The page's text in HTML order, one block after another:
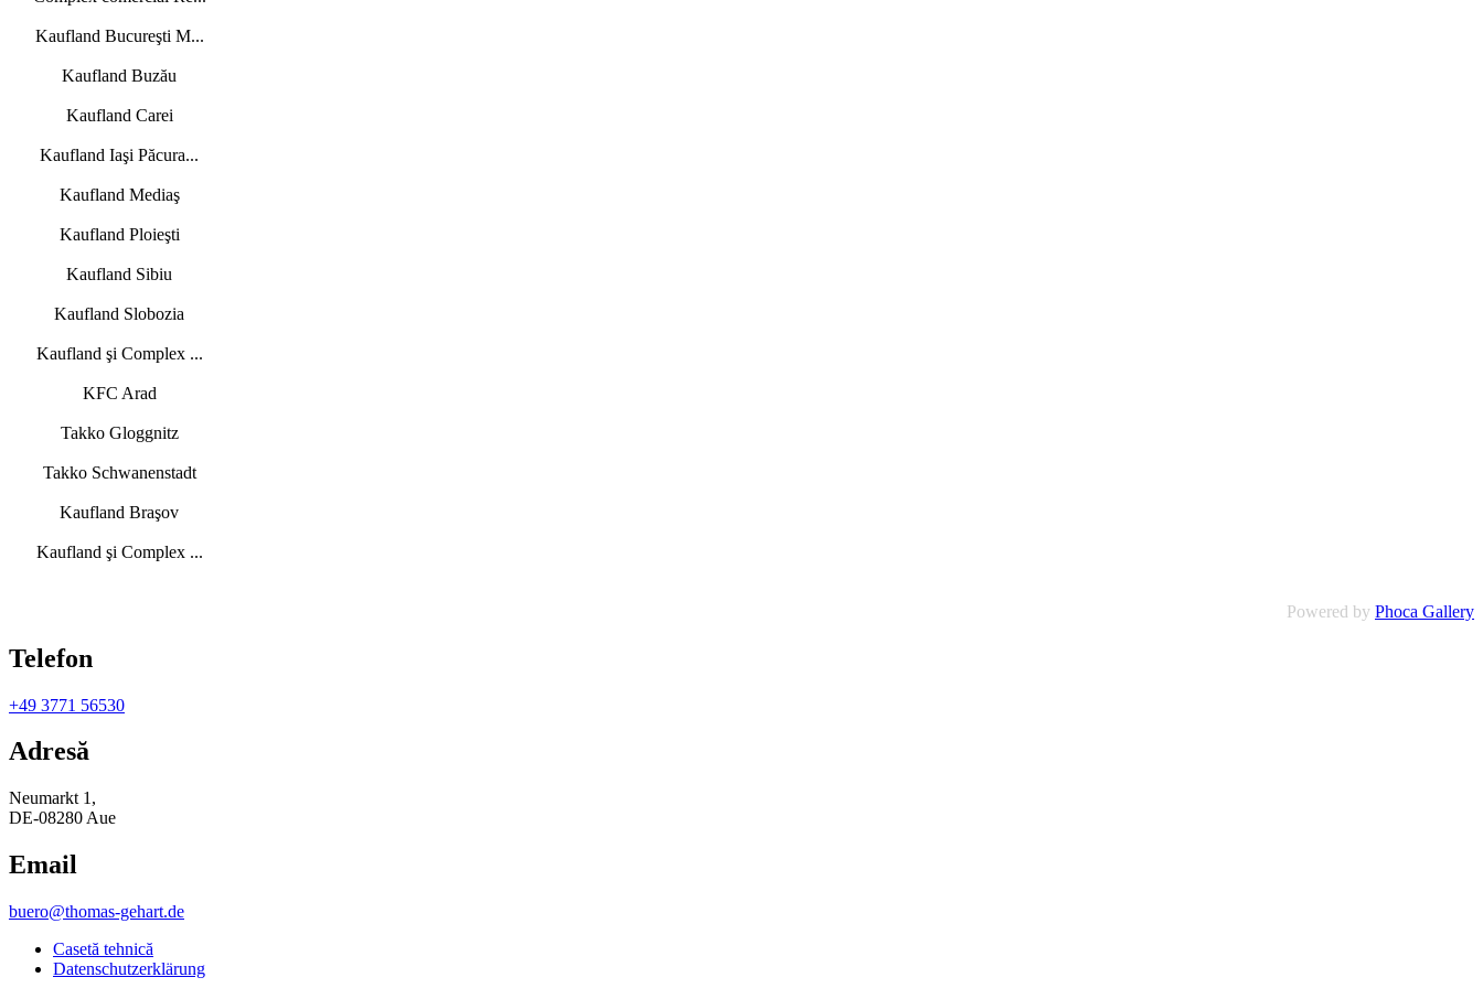
Kaufland Bucureşti M...
Kaufland Buzău
Kaufland Carei
Kaufland Iaşi Păcura...
Kaufland Mediaş
Kaufland Ploieşti
Kaufland Sibiu
Kaufland Slobozia
Kaufland şi Complex ...
KFC Arad
Takko Gloggnitz
Takko Schwanenstadt
Kaufland Braşov
Kaufland şi Complex ...
Powered by Phoca Gallery
Telefon
+49 3771 56530
Adresă
Neumarkt 1,
DE-08280 Aue
Email
buero@thomas-gehart.de
Casetă tehnică
Datenschutzerklärung